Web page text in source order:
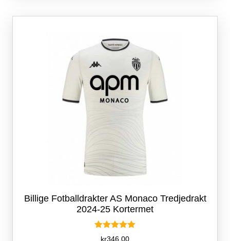
Alternativene
på
produktsiden
Billige Fotballdrakter AS Monaco Tredjedrakt
2024-25 Kortermet
Vurdert
kr346.00